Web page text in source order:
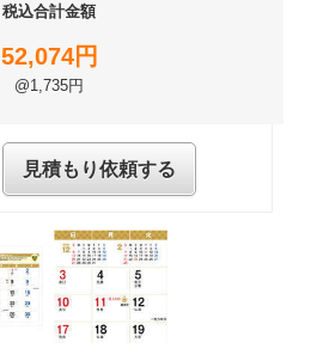
税込合計金額
52,074円
@1,735円
見積もり依頼する